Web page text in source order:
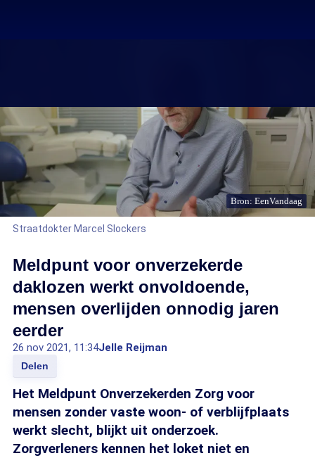
Bron: EenVandaag
Straatdokter Marcel Slockers
Meldpunt voor onverzekerde
daklozen werkt onvoldoende,
mensen overlijden onnodig jaren
eerder
26 nov 2021, 11:34Jelle Reijman
Delen
Het Meldpunt Onverzekerden Zorg voor
mensen zonder vaste woon- of verblijfplaats
werkt slecht, blijkt uit onderzoek.
Zorgverleners kennen het loket niet en